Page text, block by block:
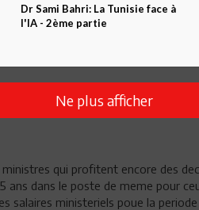
c'est egalement les
qui gagnent des sommes
qui profitent encore des
ans dans le poste de meme pour
salaires ministeriels poue la
Dr Sami Bahri: La Tunisie face à
l'IA - 2ème partie
Ne plus afficher